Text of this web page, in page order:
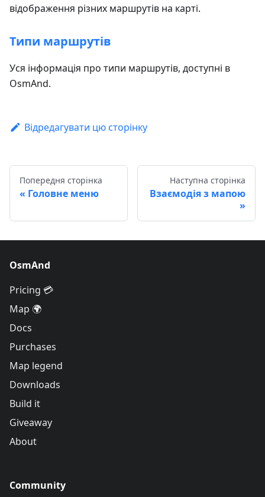
відображення різних маршрутів на карті.
Типи маршрутів
Уся інформація про типи маршрутів, доступні в
OsmAnd.
Відредагувати цю сторінку
Попередня сторінка
Головне меню
Наступна сторінка
Взаємодія з мапою
OsmAnd
Pricing 💳
Map 🌍
Docs
Purchases
Map legend
Downloads
Build it
Giveaway
About
Community